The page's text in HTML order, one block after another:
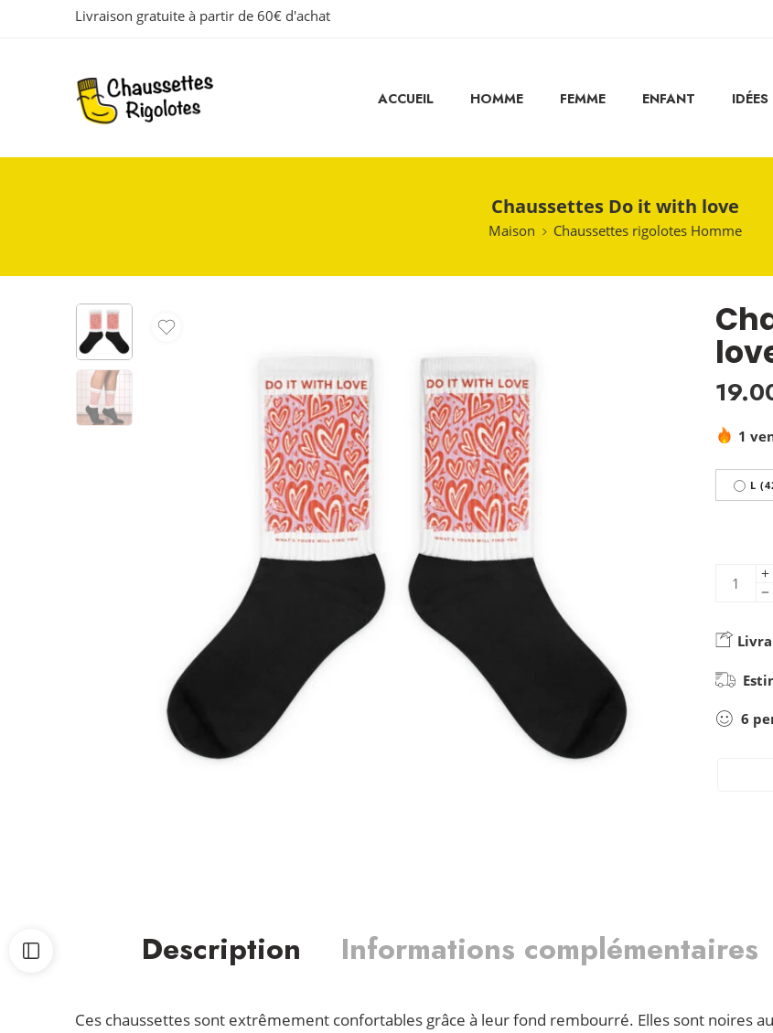
Livraison gratuite à partir de 60€ d'achat
ACCUEIL HOMME FEMME ENFANT
Chaussettes Do it with love
Maison Chaussettes rigolotes Homme
1
L
6
Description Informations complémentaires
Ces chaussettes sont extrêmement confortables grâce à leur fond rembourré. Elles sont noires